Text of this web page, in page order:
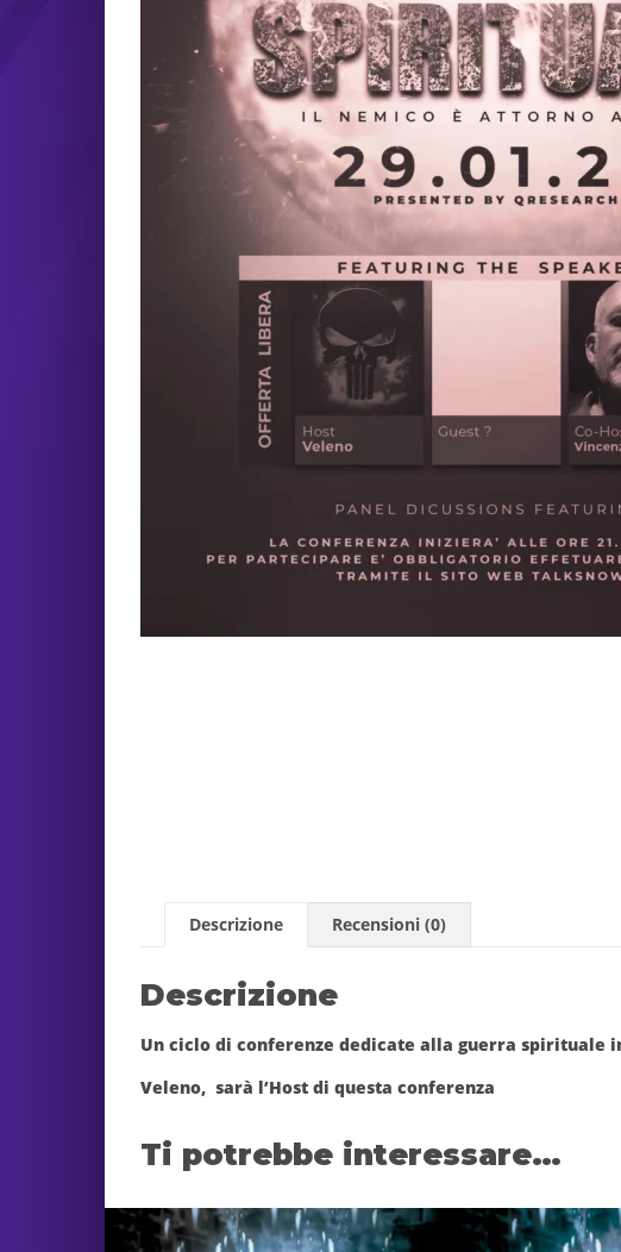
Descrizione Recensioni (0)
Descrizione
Un ciclo di conferenze dedicate alla guerra spirituale
Veleno, sarà l’Host di questa conferenza
Ti potrebbe interessare…